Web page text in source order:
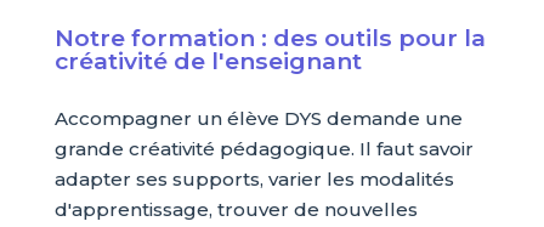
Notre formation : des outils pour la
créativité de l'enseignant
Accompagner un élève DYS demande une
grande créativité pédagogique. Il faut savoir
adapter ses supports, varier les modalités
d'apprentissage, trouver de nouvelles